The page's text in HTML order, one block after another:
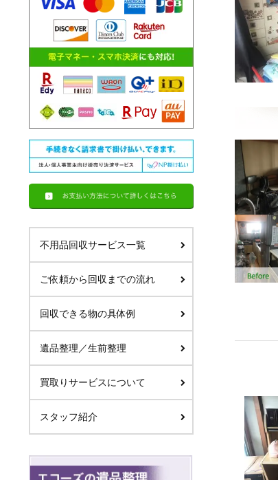
不用品回収サービス一覧
ご依頼から回収までの流れ
回収できる物の具体例
遺品整理／生前整理
買取りサービスについて
スタッフ紹介